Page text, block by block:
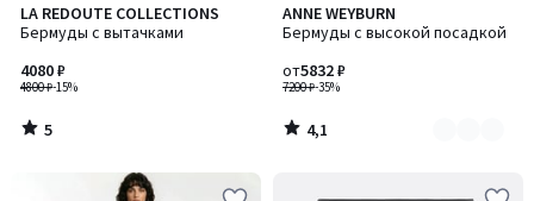
LA REDOUTE COLLECTIONS
Бермуды с вытачками
4800 ₽-15%
4080 ₽
5
/
5
/
ANNE WEYBURN
Бермуды с высокой посадкой
7200 ₽-35%
от5832 ₽
4,1
/ 5
Количество
цветов:
4,1
/